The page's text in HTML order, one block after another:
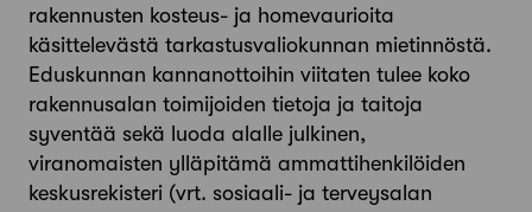
rakennusten kosteus- ja homevaurioita
käsittelevästä tarkastusvaliokunnan mietinnöstä.
Eduskunnan kannanottoihin viitaten tulee koko
rakennusalan toimijoiden tietoja ja taitoja
syventää sekä luoda alalle julkinen,
viranomaisten ylläpitämä ammattihenkilöiden
keskusrekisteri (vrt. sosiaali- ja terveysalan